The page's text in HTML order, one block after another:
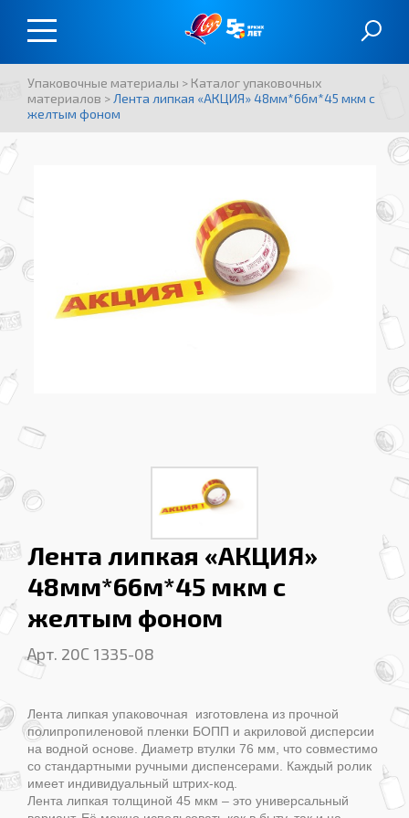
Упаковочные материалы > Каталог упаковочных
материалов > Лента липкая «АКЦИЯ» 48мм*66м*45 мкм с
желтым фоном
Лента липкая «АКЦИЯ»
48мм*66м*45 мкм с
желтым фоном
Арт. 20С 1335-08
Лента липкая упаковочная изготовлена из прочной
полипропиленовой пленки БОПП и акриловой дисперсии
на водной основе. Диаметр втулки 76 мм, что совместимо
со стандартными ручными диспенсерами. Каждый ролик
имеет индивидуальный штрих-код.
Лента липкая толщиной 45 мкм – это универсальный